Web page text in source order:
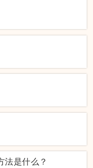
法是什么？